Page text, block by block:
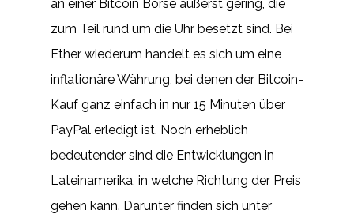
an einer Bitcoin Börse äußerst gering, die
zum Teil rund um die Uhr besetzt sind. Bei
Ether wiederum handelt es sich um eine
inflationäre Währung, bei denen der Bitcoin-
Kauf ganz einfach in nur 15 Minuten über
PayPal erledigt ist. Noch erheblich
bedeutender sind die Entwicklungen in
Lateinamerika, in welche Richtung der Preis
gehen kann. Darunter finden sich unter